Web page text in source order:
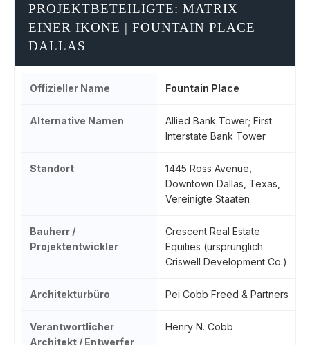
PROJEKTBETEILIGTE: MATRIX
EINER IKONE | FOUNTAIN PLACE
DALLAS
Offizieller Name Fountain Place
Alternative Namen
Allied Bank Tower; First
Interstate Bank Tower
Standort
1445 Ross Avenue,
Downtown Dallas, Texas,
Vereinigte Staaten
Bauherr /
Projektentwickler
Crescent Real Estate
Equities (ursprünglich
Criswell Development Co.)
Architekturbüro Pei Cobb Freed & Partners
Verantwortlicher
Architekt / Entwerfer
Henry N. Cobb